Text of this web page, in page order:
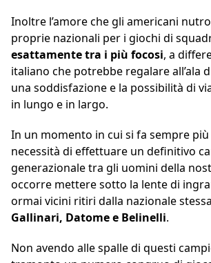
Inoltre l’amore che gli americani
proprie nazionali per i giochi di
esattamente tra i più focosi, a
italiano che potrebbe regalare all’ala
una soddisfazione e la possibilità di
in lungo e in largo.
In un momento in cui si fa sempre
necessità di effettuare un definitivo
generazionale tra gli uomini della
occorre mettere sotto la lente di
ormai vicini ritiri dalla nazionale
Gallinari, Datome e Belinelli.
Non avendo alle spalle di questi